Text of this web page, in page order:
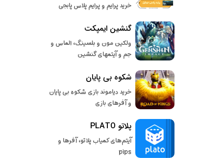
خرید پرایم و پرایم پلاس پابجی
گنشین ایمپکت
ولکین مون و بلسینگ، الماس و
جم و آیتمهای گنشین
شکوه بی پایان
خرید دیاموند بازی شکوه بی پایان
و آفرهای بازی
پلاتو PLATO
آیتم‌های کمیاب پلاتو، آفرها و
pips